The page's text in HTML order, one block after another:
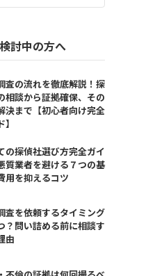
討中の方へ
査の流れを徹底解説！探
相談から証拠確保、その
決まで【初心者向け完全
の探偵社選び方完全ガイ
質業者を避ける７つの基
用を抑えるコツ
査を依頼するタイミング
？問い詰める前に相談す
由